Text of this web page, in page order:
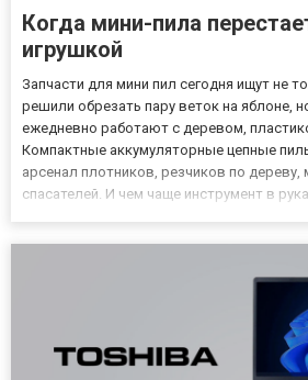
Когда мини-пила
игрушкой
Запчасти для мини пил сегодня ищут не
решили обрезать пару веток на яблоне,
ежедневно работают с деревом,
Компактные аккумуляторные цепные
арсенал плотников, резчиков по
спасателей. И чем чаще инструмент в